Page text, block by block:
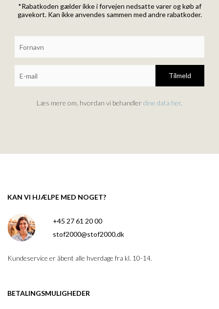
*Rabatkoden gælder ikke i forvejen nedsatte varer og køb af
gavekort. Kan ikke anvendes sammen med andre rabatkoder.
Tilmeld
Læs mere om, hvordan vi behandler dine data her.
KAN VI HJÆLPE MED NOGET?
+45 27 61 20 00
stof2000@stof2000.dk
Kundeservice er åbent alle hverdage fra kl. 10-14.
BETALINGSMULIGHEDER